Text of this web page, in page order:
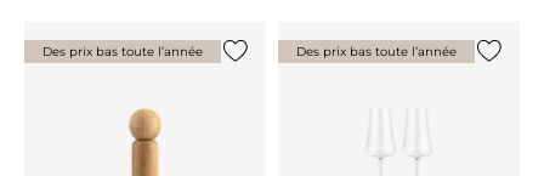
Des prix bas toute l’année Des prix bas toute l’année